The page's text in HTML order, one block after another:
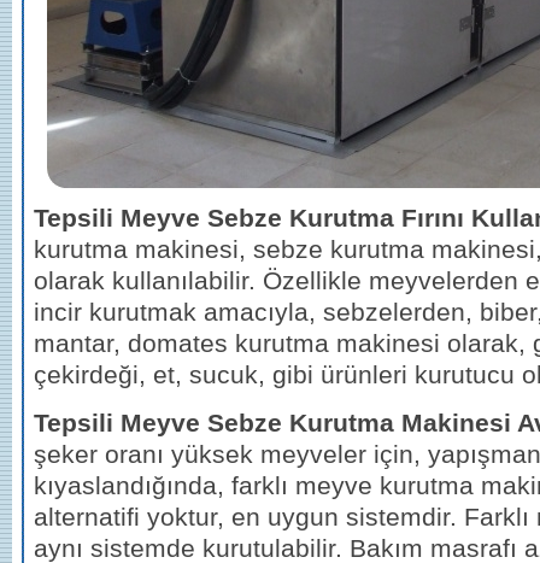
Tepsili Meyve Sebze Kurutma Fırını
kurutma makinesi, sebze kurutma makinesi,
olarak kullanılabilir. Özellikle meyvelerden
incir kurutmak amacıyla, sebzelerden,
mantar, domates kurutma makinesi olarak,
çekirdeği, et, sucuk, gibi ürünleri kurutucu
Tepsili Meyve Sebze Kurutma Makinesi
şeker oranı yüksek meyveler için,
kıyaslandığında, farklı meyve kurutma
alternatifi yoktur, en uygun sistemdir.
aynı sistemde kurutulabilir. Bakım masrafı